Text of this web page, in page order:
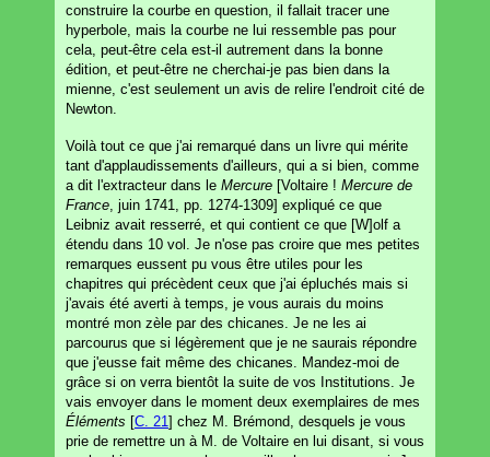
construire la courbe en question, il fallait tracer une
hyperbole, mais la courbe ne lui ressemble pas pour
cela, peut-être cela est-il autrement dans la bonne
édition, et peut-être ne cherchai-je pas bien dans la
mienne, c'est seulement un avis de relire l'endroit cité de
Newton.
Voilà tout ce que j'ai remarqué dans un livre qui mérite
tant d'applaudissements d'ailleurs, qui a si bien, comme
a dit l'extracteur dans le Mercure [Voltaire ! Mercure de
France , juin 1741, pp. 1274-1309] expliqué ce que
Leibniz avait resserré, et qui contient ce que [W]olf a
étendu dans 10 vol. Je n'ose pas croire que mes petites
remarques eussent pu vous être utiles pour les
chapitres qui précèdent ceux que j'ai épluchés mais si
j'avais été averti à temps, je vous aurais du moins
montré mon zèle par des chicanes. Je ne les ai
parcourus que si légèrement que je ne saurais répondre
que j'eusse fait même des chicanes. Mandez-moi de
grâce si on verra bientôt la suite de vos Institutions. Je
vais envoyer dans le moment deux exemplaires de mes
Éléments [C. 21 ] chez M. Brémond, desquels je vous
prie de remettre un à M. de Voltaire en lui disant, si vous